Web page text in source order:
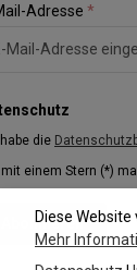
Adresse *
die
mit einem Stern (*)
Abonnieren
Diese
Mehr